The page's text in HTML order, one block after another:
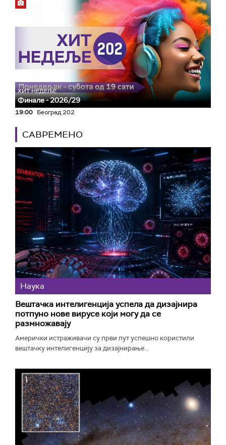
ХИТ НЕДЕЉЕ
Финале - 2026/29
19:00 Београд 202
САВРЕМЕНО
Наука
Вештачка интелигенција успела да дизајнира
потпуно нове вирусе који могу да се
размножавају
Амерички истраживачи су први пут успешно користили
вештачку интелигенцију за дизајнирање...